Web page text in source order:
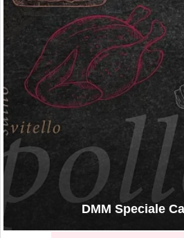
DMM Speciale